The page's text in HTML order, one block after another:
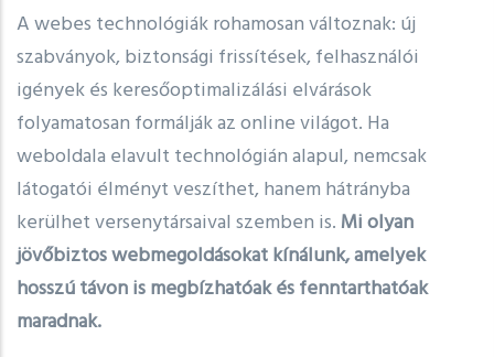
A webes technológiák rohamosan változnak: új
szabványok, biztonsági frissítések, felhasználói
igények és keresőoptimalizálási elvárások
folyamatosan formálják az online világot. Ha
weboldala elavult technológián alapul, nemcsak
látogatói élményt veszíthet, hanem hátrányba
kerülhet versenytársaival szemben is. Mi olyan
jövőbiztos webmegoldásokat kínálunk, amelyek
hosszú távon is megbízhatóak és fenntarthatóak
maradnak.